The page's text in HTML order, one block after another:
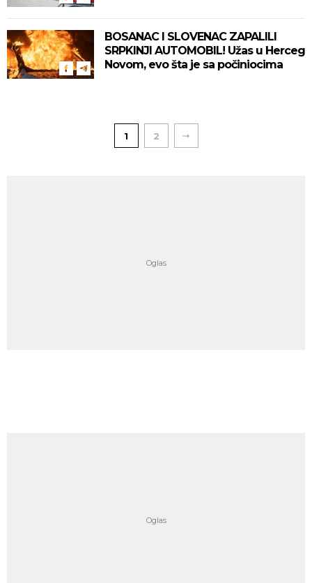
BOSANAC I SLOVENAC ZAPALILI
SRPKINJI AUTOMOBIL! Užas u Herceg
Novom, evo šta je sa počiniocima
1 2